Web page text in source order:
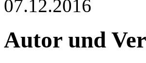
07.12.2016
Autor und